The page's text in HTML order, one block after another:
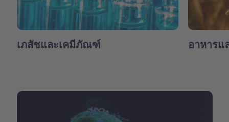
เภสัชและเคมีภัณฑ์ อาหารแ